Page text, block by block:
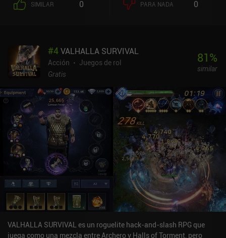
SIMILAR 0 PARA NADA 0
#4VALHALLA SURVIVAL
Acción
Juegos de rol
Gratis
81%
similar
VALHALLA SURVIVAL es un roguelite hack-and-slash RPG que
juega como una mezcla entre Archero y Halls of Torment, pero